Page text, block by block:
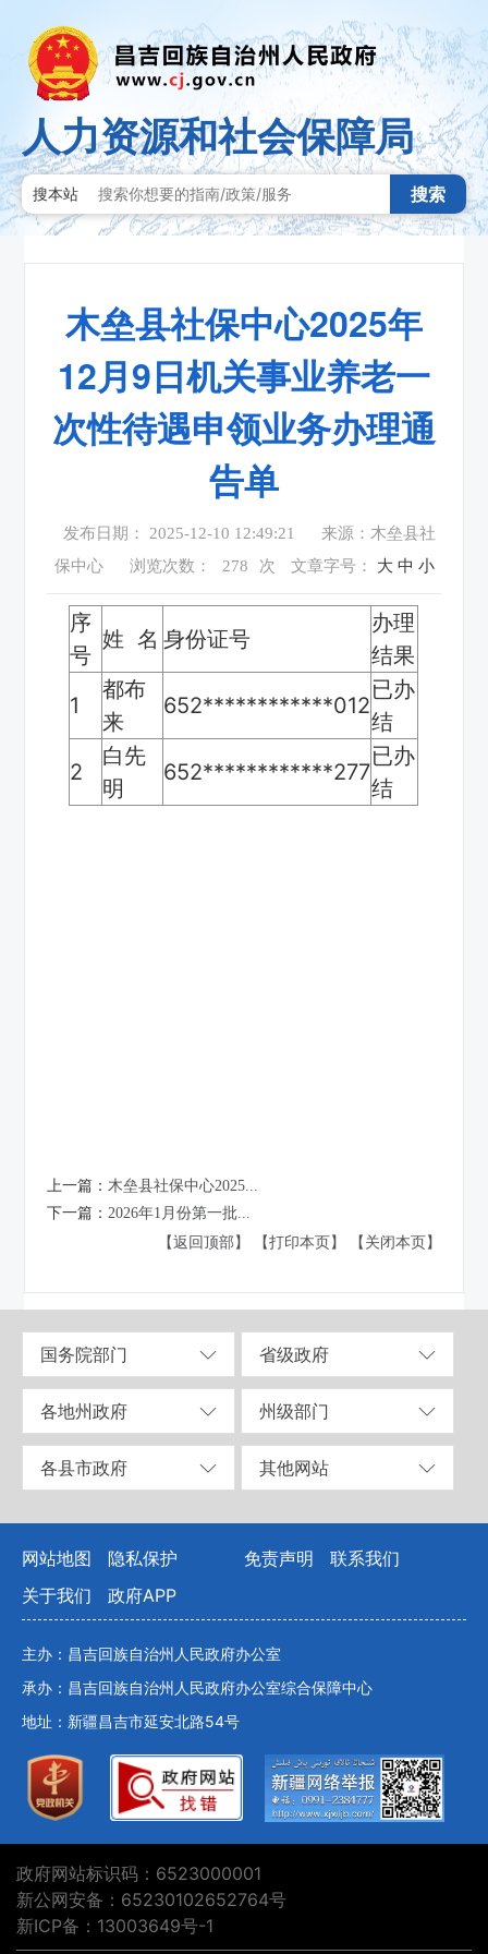
人力资源和社会保障局
搜本站 搜索
木垒县社保中心2025年
12月9日机关事业养老一
次性待遇申领业务办理通
告单
发布日期： 2025-12-10 12:49:21
来源：木垒县社
保中心
浏览次数： 278 次 文章字号： 大 中 小
序
号
姓 名 身份证号
办理
结果
1
都布
来
652************012
已办
结
2
白先
明
652************277
已办
结
上一篇： 木垒县社保中心2025...
下一篇： 2026年1月份第一批...
【返回顶部】
【打印本页】 【关闭本页】
国务院部门 省级政府
各地州政府 州级部门
各县市政府 其他网站
网站地图 隐私保护 免责声明
联系我们
关于我们
政府APP
主办：昌吉回族自治州人民政府办公室
承办：昌吉回族自治州人民政府办公室综合保障中心
地址：新疆昌吉市延安北路54号
政府网站标识码：6523000001
新公网安备：65230102652764号
新ICP备：13003649号-1